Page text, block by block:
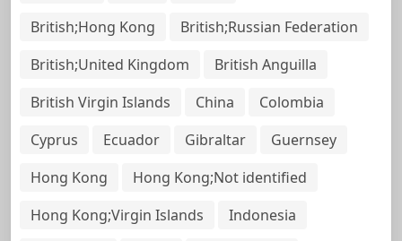
British;Hong Kong
British;Russian Federation
British;United Kingdom
British Anguilla
British Virgin Islands
China
Colombia
Cyprus
Ecuador Gibraltar
Guernsey
Hong Kong
Hong Kong;Not identified
Hong Kong;Virgin Islands
Indonesia